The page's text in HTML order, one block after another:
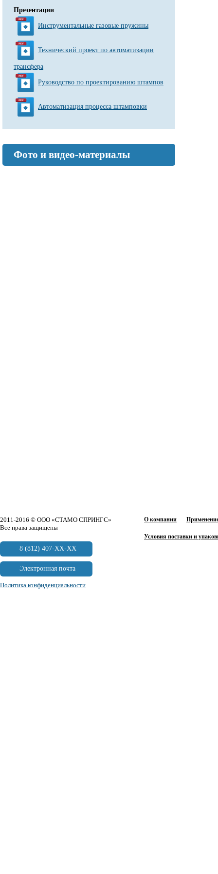
Презентации
Инструментальные газовые пружины
Технический проект по автоматизации
трансфера
Руководство по проектированию штампов
Автоматизация процесса штамповки
Фото и видео-материалы
О компании
Условия поставки и
2011-2016 © ООО «СТАМО СПРИНГС»
Все права защищены
8 (812) 407-XX-XX
Электронная почта
Политика конфиденциальности